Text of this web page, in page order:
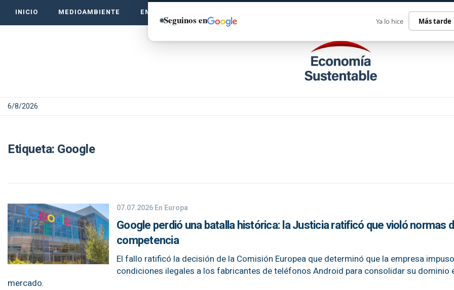
INICIO MEDIOAMBIENTE EMPRENDE VERDE
6/8/2026
Etiqueta: Google
07.07.2026En Europa
Google perdió una batalla histórica: la Justicia ratificó que violó normas
competencia
El fallo ratificó la decisión de la Comisión Europea que determinó que la empresa impuso
condiciones ilegales a los fabricantes de teléfonos Android para consolidar su dominio
mercado.
Seguinos en Ya lo hice Más tarde